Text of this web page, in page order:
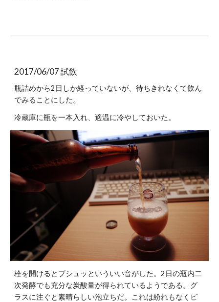
2017/06/07 試飲
瓶詰めから2日しか経っていないが、待ちきれなくて飲ん
でみることにした。
冷蔵庫に瓶を一本入れ、適温に冷やしておいた。
栓を開けるとプシュッといういい音がした。2日の瓶内二
次発酵でも充分な炭酸量が得られているようである。グ
ラスに注ぐと素晴らしい泡立ちだ。これは紛れもなくビ